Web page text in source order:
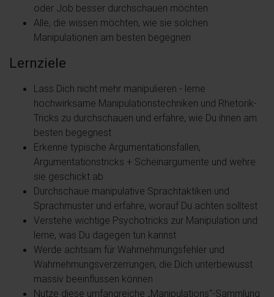
oder Job besser durchschauen möchten
Alle, die wissen möchten, wie sie solchen
Manipulationen am besten begegnen
Lernziele
Lass Dich nicht mehr manipulieren - lerne
hochwirksame Manipulationstechniken und Rhetorik-
Tricks zu durchschauen und erfahre, wie Du ihnen am
besten begegnest
Erkenne typische Argumentationsfallen,
Argumentationstricks + Scheinargumente und wehre
sie geschickt ab
Durchschaue manipulative Sprachtaktiken und
Sprachmuster und erfahre, worauf Du achten solltest
Verstehe wichtige Psychotricks zur Manipulation und
lerne, was Du dagegen tun kannst
Werde achtsam für Wahrnehmungsfehler und
Wahrnehmungsverzerrungen, die Dich unterbewusst
massiv beeinflussen können
Nutze diese umfangreiche „Manipulations“-Sammlung